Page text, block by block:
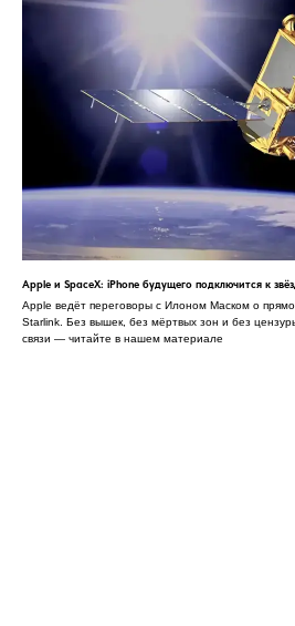
Apple и SpaceX: iPhone будущего подключится к
Apple ведёт переговоры с Илоном Маском о
Starlink. Без вышек, без мёртвых зон и без
связи — читайте в нашем материале